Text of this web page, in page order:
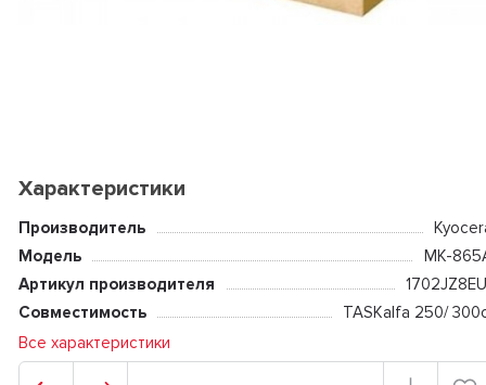
Характеристики
Производитель
Модель
MK-
Артикул производителя
Совместимость
TASKalfa 250/
Все характеристики